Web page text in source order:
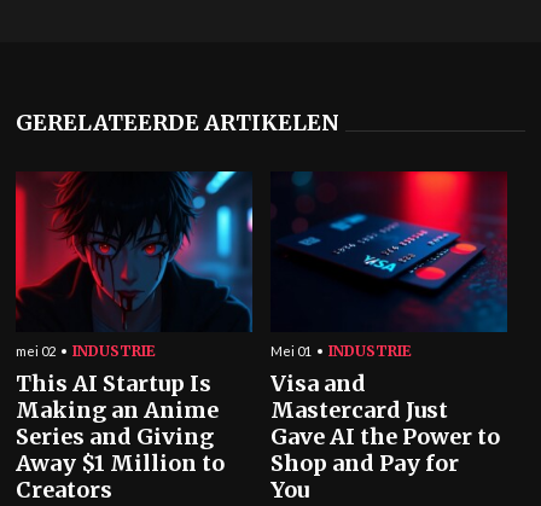
GERELATEERDE ARTIKELEN
mei 02 INDUSTRIE
This AI Startup Is
Making an Anime
Series and Giving
Away $1 Million to
Creators
Mei 01 INDUSTRIE
Visa and
Mastercard Just
Gave AI the Power to
Shop and Pay for
You